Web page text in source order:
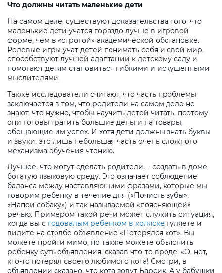
Что должны читать маленькие дети
На самом деле, существуют доказательства того, что
маленькие дети учатся гораздо лучше в игровой
форме, чем в «строгой» академической обстановке.
Ролевые игры учат детей понимать себя и свой мир,
способствуют лучшей адаптации к детскому саду и
помогают детям становиться гибкими и искушенными
мыслителями.
Также исследователи считают, что часть проблемы
заключается в том, что родители на самом деле не
знают, что нужно, чтобы научить детей читать, поэтому
они готовы тратить большие деньги на товары,
обещающие им успех. И хотя дети должны знать буквы
и звуки, это лишь небольшая часть очень сложного
механизма обучения чтению.
Лучшее, что могут сделать родители, – создать в доме
богатую языковую среду. Это означает соблюдение
баланса между наставляющими фразами, которые мы
говорим ребенку в течение дня («Почисть зубы»,
«Напои собаку») и так называемой «поясняющей»
речью. Примером такой речи может служить ситуация,
когда вы с годовалым ребенком в коляске гуляете и
видите на столбе объявление «Потерялся кот». Вы
можете пройти мимо, но также можете объяснить
ребенку суть объявления, сказав что-то вроде: «О, нет,
кто-то потерял своего любимого кота! Смотри, в
объявлении сказано, что кота зовут Барсик. А у бабушки